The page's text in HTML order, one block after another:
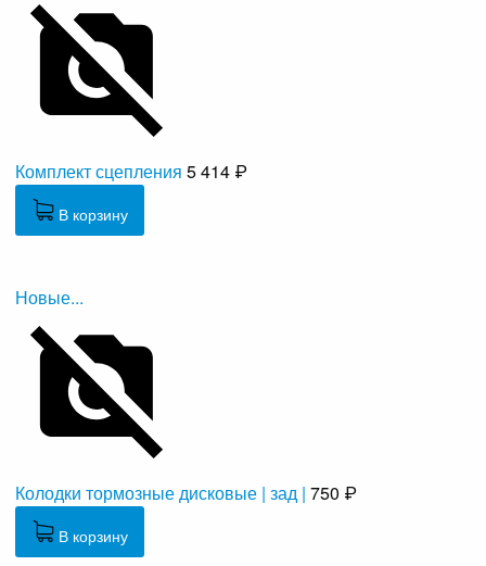
Комплект сцепления 5 414 ₽
В корзину
Новые...
Колодки тормозные дисковые | зад | 750 ₽
В корзину